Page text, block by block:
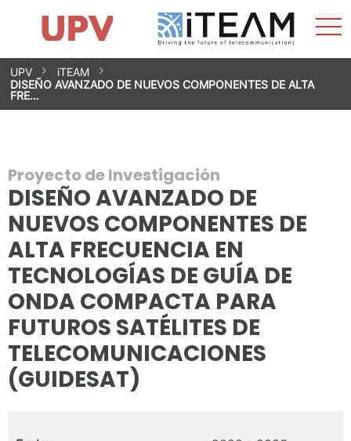
Saltar
contenido
Impacto
Grupos de investigación
Instalaciones
Spin-offs
Contacto
Prácticas
Noticias
Unidad de Igualdad
UPV
iTEAM
DISEÑO AVANZADO DE NUEVOS COMPONENTES DE ALTA
FRE…
Proyecto de Investigación
DISEÑO AVANZADO DE
NUEVOS COMPONENTES DE
ALTA FRECUENCIA EN
TECNOLOGÍAS DE GUÍA DE
ONDA COMPACTA PARA
FUTUROS SATÉLITES DE
TELECOMUNICACIONES
(GUIDESAT)